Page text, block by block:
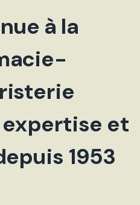
à la
et
1953